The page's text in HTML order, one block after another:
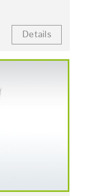
Details